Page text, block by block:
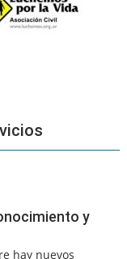
y
hay nuevos